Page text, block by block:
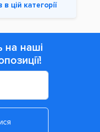
цій категорії
на наші